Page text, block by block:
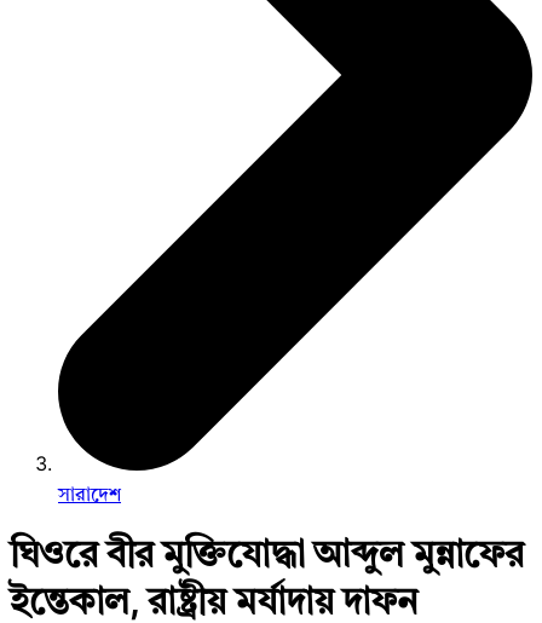
সারাদেশ
ঘিওরে বীর মুক্তিযোদ্ধা আব্দুল মুন্নাফের
ইন্তেকাল, রাষ্ট্রীয় মর্যাদায় দাফন